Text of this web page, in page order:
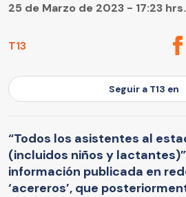
T13
25 de Marzo de 2023 - 17:23 hrs.
Seguir a T13 en
“Todos los asistentes al
(incluidos niños y
información publicada en
‘acereros’, que